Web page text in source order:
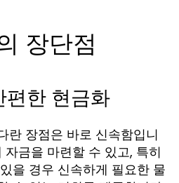
장단점
편한 현금화
란 장점은 바로 신속함입니
금을 마련할 수 있고, 특히
을 경우 신속하게 필요한 물